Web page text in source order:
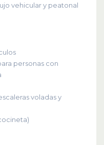
vehicular y peatonal
personas con
voladas y